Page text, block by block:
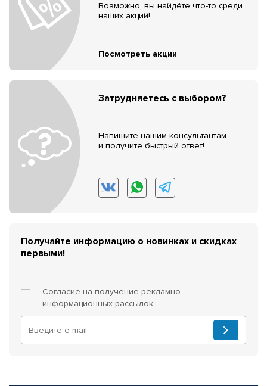
Возможно, вы найдёте что-то среди
наших акций!
Посмотреть акции
Затрудняетесь с выбором?
Напишите нашим консультантам
и получите быстрый ответ!
Получайте информацию о новинках и скидках
первыми!
Согласие на получение рекламно-
информационных рассылок